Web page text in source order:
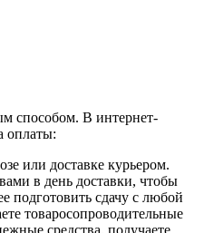
способом. В интернет-
оплаты:
или доставке курьером.
в день доставки, чтобы
подготовить сдачу с любой
товаросопроводительные